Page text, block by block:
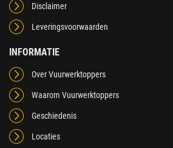
Disclaimer
Leveringsvoorwaarden
INFORMATIE
Over Vuurwerktoppers
Waarom Vuurwerktoppers
Geschiedenis
Locaties